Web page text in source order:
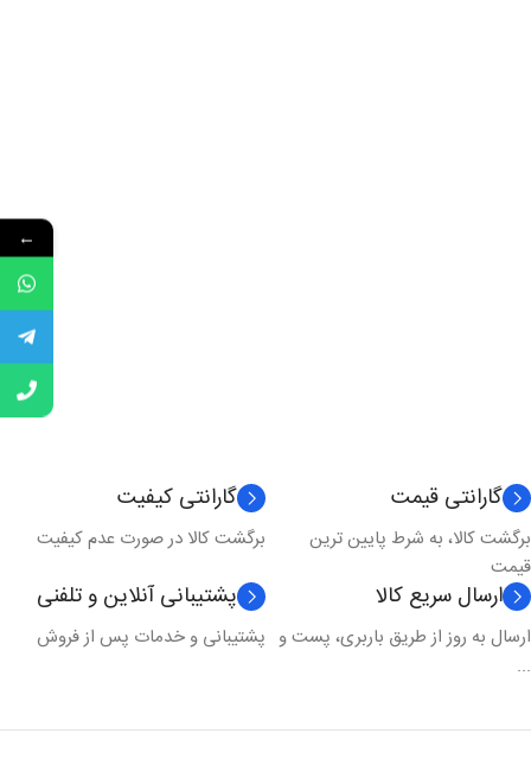
گارانتی قیمت
برگشت کالا، به شرط پایین ترین
قیمت
گارانتی کیفیت
برگشت کالا در صورت عدم کیفیت
ارسال سریع کالا
ارسال به روز از طریق باربری، پست و
...
پشتیبانی آنلاین و تلفنی
پشتیبانی و خدمات پس از فروش
←